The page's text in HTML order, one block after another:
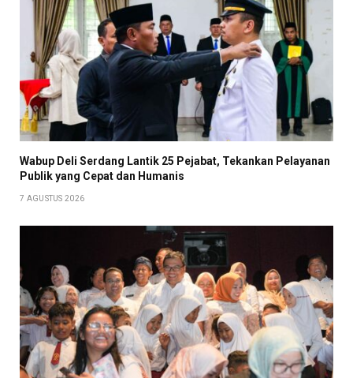
Wabup Deli Serdang Lantik 25 Pejabat, Tekankan Pelayanan
Publik yang Cepat dan Humanis
7 AGUSTUS 2026